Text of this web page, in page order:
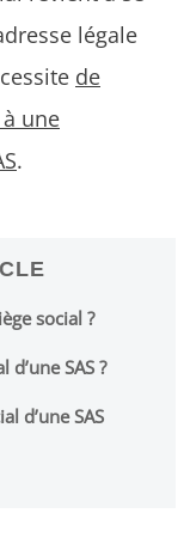
légale
de
une
.
social ?
SAS ?
d’une SAS